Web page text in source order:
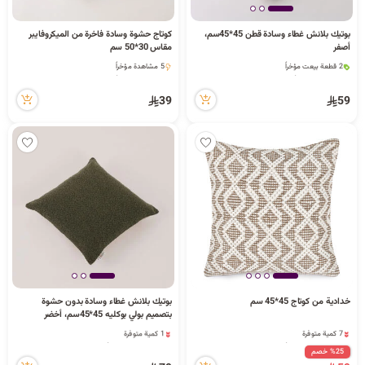
ا
بوتيك بلانش غطاء وسادة قطن 45*45سم،
أصفر
2 قطعة بيعت مؤخراً
6 مشاهدة مؤخراً
59
كوتاج حشوة وسادة فاخرة من الميكروفايبر
مقاس 30*50 سم
5 مشاهدة مؤخراً
39
خدادية من كوتاج 45*45 سم
7 كمية متوفرة
1 قطعة بيعت مؤخراً
8 مشاهدة مؤخراً%25 خصم
بوتيك بلانش غطاء وسادة بدون حشوة
بتصميم بولي بوكليه 45*45سم، أخضر
1 كمية متوفرة